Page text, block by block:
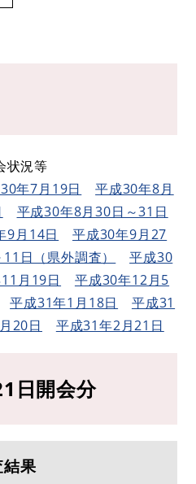
状況等
年7月19日
平成30年8月
平成30年8月30日～31日
9月14日
平成30年9月27
日（県外調査）
平成30
月19日
平成30年12月5
平成31年1月18日
平成31
20日 平成31年2月21日
日開会分
果